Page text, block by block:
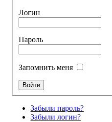
Логин
Пароль
Запомнить меня
Забыли пароль?
Забыли логин?